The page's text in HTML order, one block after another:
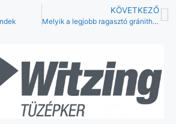
KÖVETKEZŐ
Melyik a legjobb ragasztó gránithoz?